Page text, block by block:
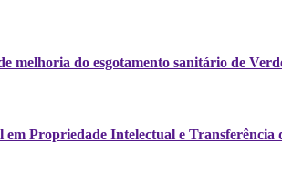
melhoria do esgotamento sanitário de
em Propriedade Intelectual e